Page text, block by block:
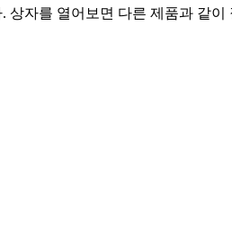
자를 열어보면 다른 제품과 같